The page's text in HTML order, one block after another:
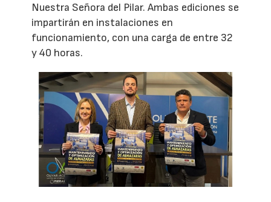
Nuestra Señora del Pilar. Ambas ediciones se
impartirán en instalaciones en
funcionamiento, con una carga de entre 32
y 40 horas.